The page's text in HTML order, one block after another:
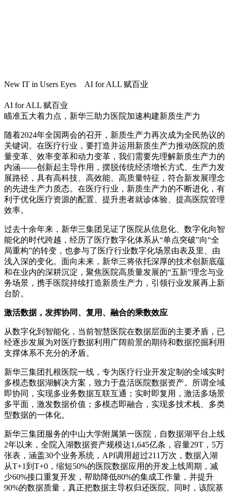
New IT in Users Eyes AI for ALL 赋百业
AI for ALL 赋百业
瞄准五大着力点，新华三助力医院加速构建新质生产力
随着2024年全国两会的召开，新质生产力再次成为全民热议的
关键词。在医疗行业，要打造并运用新质生产力推动医院的质
量变革、效率变革和动力变革，我们需要先理解新质生产力的
内涵——创新起主导作用，摆脱传统经济增长方式、生产力发
展路径，具有高科技、高效能、高质量特征，符合新发展理念
的先进生产力质态。在医疗行业，新质生产力的不断进化，有
利于优化医疗资源的配置、提升患者就诊体验、提高医院管理
效率。
过去十余年来，新华三集团见证了医院从信息化、数字化向智
能化的时代跨越，经历了医疗数字化体系从“单点突破”向“全
局重构”的转变，也参与了医疗行业数字化场景由表及里、由
浅入深的变化。面向未来，新华三将依托深厚的技术创新底蕴
和在业内的深耕沉淀，聚焦医院高质量发展的“五新”理念与业
务场景，携手医院持续打造新质生产力，引领行业发展再上新
台阶。
激活数据，发挥协同、复用、融合的乘数效应
从数字化到智能化，当前智慧医院在数据层面的主要矛盾，已
经逐步发展为对医疗数据利用广阔前景的期待和数据挖掘利用
支撑体系不充分的矛盾。
新华三集团扎根医院一线，专为医疗行业开发定制的全域实时
多模态数据湖解决方案，致力于盘活医院数据资产。所谓全域
即协同，实现多业务数据互联互通；实时即复用，激活多场景
多平面，激发数据价值；多模态即融合，实现多技术栈、多类
型数据的一体化。
新华三集团服务的中山大学附属第一医院，自数据湖平台上线
2年以来，全院入湖数据资产规模达1,645亿条，容量29T，5万
张表，涵盖30个业务系统，API调用超过211万次，数据入湖
从T+1到T+0，缩短50%的医院数据应用的开发上线周期，减
少60%接口重复开发，帮助降低80%的集成工作量，并提升
90%的数据质量，真正把数据主导权归还医院。同时，该院基